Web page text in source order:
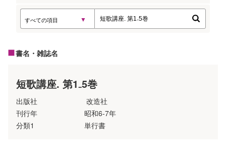
書名・雑誌名
短歌講座. 第1₋5巻
出版社
改造社
刊行年
昭和6‐7年
分類1
単行書